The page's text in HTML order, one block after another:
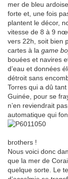
mer de bleu
forte et, une fois
plantent le décor,
vitesse de 8 à 9
vers 22h, soit bien
cartes à la game
bouées et navires
d’eau et données
détroit sans
Torres qui a dû
Guinée, pour se
n’en reviendrait
automatique qui
brothers !
Nous voici donc
que la mer de
quelque sorte. Le